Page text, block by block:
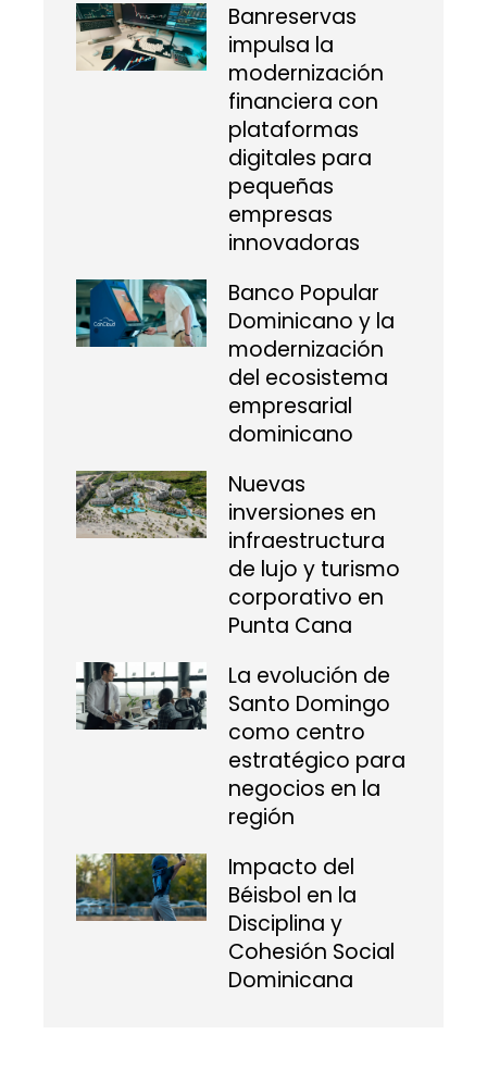
Banreservas
impulsa la
modernización
financiera con
plataformas
digitales para
pequeñas
empresas
innovadoras
Banco Popular
Dominicano y la
modernización
del ecosistema
empresarial
dominicano
Nuevas
inversiones en
infraestructura
de lujo y turismo
corporativo en
Punta Cana
La evolución de
Santo Domingo
como centro
estratégico para
negocios en la
región
Impacto del
Béisbol en la
Disciplina y
Cohesión Social
Dominicana